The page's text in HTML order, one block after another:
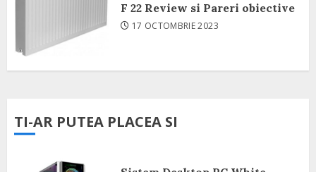
F 22 Review si Pareri obiective
17 OCTOMBRIE 2023
TI-AR PUTEA PLACEA SI